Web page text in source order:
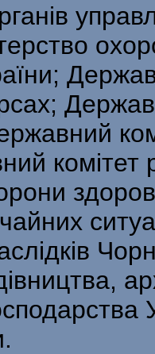
комітет